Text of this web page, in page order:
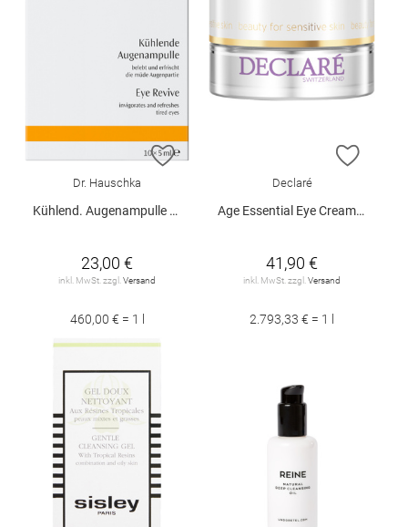
ZUR WUNSCHLISTE HINZUFÜGEN
Dr. Hauschka
Kühlend. Augenampulle 10 x 5 ml
23,00 €
inkl. MwSt. zzgl. Versand
460,00 € = 1 l
ZUR
Declaré
Age Essential Eye Cream 15 ml
41,90 €
inkl. MwSt. zzgl. Versand
2.793,33 € = 1 l